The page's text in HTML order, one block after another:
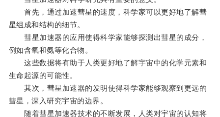
首先，通过加速彗星的速度，科学家可以更好地了解彗
星组成和结构的细节。
彗星加速器的应用使得科学家能够探测出彗星的成分，
例如含氧和氨等化合物。
这些数据将有助于人类更好地了解宇宙中的化学元素和
生命起源的可能性。
其次，彗星加速器的发明使得科学家能够观察到更远的
彗星，深入研究宇宙的边界。
随着彗星加速器技术的不断发展，人类对宇宙的认知将